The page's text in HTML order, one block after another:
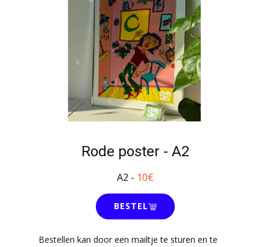
Rode poster - A2
A2 - 10€
BESTEL
Bestellen kan door een mailtje te sturen en te